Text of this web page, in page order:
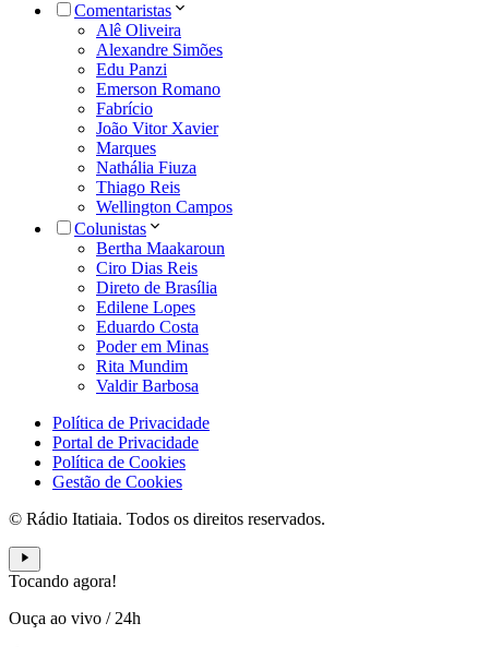
Comentaristas
Alê Oliveira
Alexandre Simões
Edu Panzi
Emerson Romano
Fabrício
João Vitor Xavier
Marques
Nathália Fiuza
Thiago Reis
Wellington Campos
Colunistas
Bertha Maakaroun
Ciro Dias Reis
Direto de Brasília
Edilene Lopes
Eduardo Costa
Poder em Minas
Rita Mundim
Valdir Barbosa
Política de Privacidade
Portal de Privacidade
Política de Cookies
Gestão de Cookies
© Rádio Itatiaia. Todos os direitos reservados.
Tocando agora!
Ouça ao vivo / 24h